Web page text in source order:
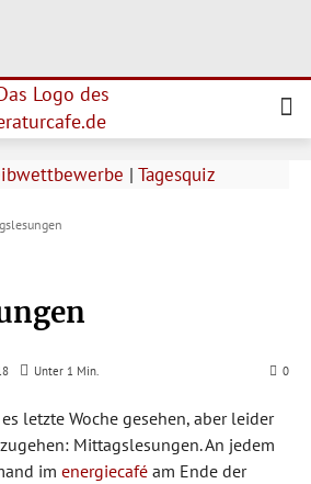
| Tagesquiz
Unter 1 Min. 0
letzte Woche gesehen, aber leider
Mittagslesungen. An jedem
im energiecafé am Ende der